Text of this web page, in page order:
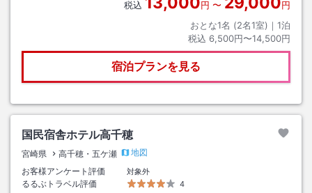
税込
円 〜
円
おとな1名 (2名1室)｜ 1泊
税込 6,500円〜14,500円
宿泊プランを見る
国民宿舎ホテル高千穂
宮崎県 高千穂・五ケ瀬
地図
お客様アンケート評価
対象外
るるぶトラベル評価
4